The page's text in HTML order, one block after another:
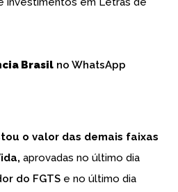
Brasil no WhatsApp
o valor das demais faixas
aprovadas no último dia
do FGTS e no último dia